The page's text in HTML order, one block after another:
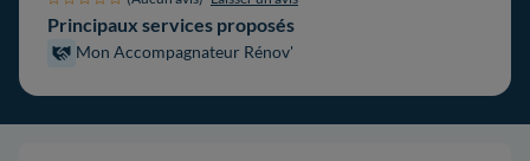
Principaux services proposés
Mon Accompagnateur Rénov'